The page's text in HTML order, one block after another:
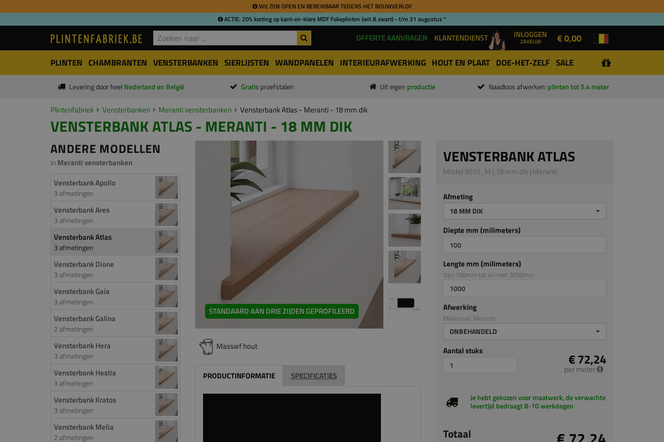
WIJ ZIJN OPEN EN BEREIKBAAR TIJDENS HET BOUWVERLOF
ACTIE: 20% korting op kant-en-klare MDF Folieplinten (wit & zwart) - t/m 31 augustus *
OFFERTE AANVRAGEN KLANTENDIENST INLOGGEN
ZAKELIJK € 0,00
PLINTEN CHAMBRANTEN VENSTERBANKEN SIERLIJSTEN WANDPANELEN INTERIEURAFWERKING HOUT EN PLAAT DOE-HET-ZELF SALE
Levering door heel Nederland en België Gratis proefstalen Uit eigen productie Naadloos afwerken: plinten tot 5.4 meter
Plintenfabriek Vensterbanken Meranti vensterbanken Vensterbank Atlas - Meranti - 18 mm dik
VENSTERBANK ATLAS - MERANTI - 18 MM DIK
ANDERE MODELLEN
in Meranti vensterbanken
Vensterbank Apollo
3 afmetingen
Vensterbank Ares
3 afmetingen
Vensterbank Atlas
3 afmetingen
Vensterbank Dione
3 afmetingen
Vensterbank Gaia
3 afmetingen
Vensterbank Galina
2 afmetingen
Vensterbank Hera
3 afmetingen
Vensterbank Hestia
3 afmetingen
Vensterbank Kratos
3 afmetingen
Vensterbank Melia
2 afmetingen
STANDAARD AAN DRIE ZIJDEN GEPROFILEERD
Massief hout
PRODUCTINFORMATIE SPECIFICATIES
VENSTERBANK ATLAS
Model 5015_M | 18 mm dik | Meranti
Afmeting
18 MM DIK
Diepte mm (milimeters)
Lengte mm (milimeters)
Van 100mm tot en met 3050mm
Afwerking
Materiaal: Meranti
ONBEHANDELD
Aantal stuks € 72,24
per meter
Je hebt gekozen voor maatwerk, de verwachte
levertijd bedraagt 8-10 werkdagen
Totaal